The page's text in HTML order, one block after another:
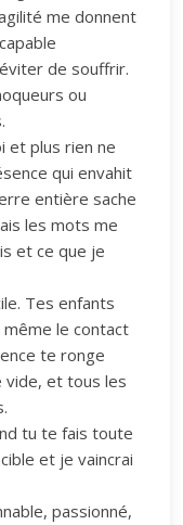
me donnent
de souffrir.
ou
et plus rien ne
qui envahit
entière sache
les mots me
et ce que je
Tes enfants
le contact
te ronge
vide, et tous les
tu te fais toute
et je vaincrai
passionné,